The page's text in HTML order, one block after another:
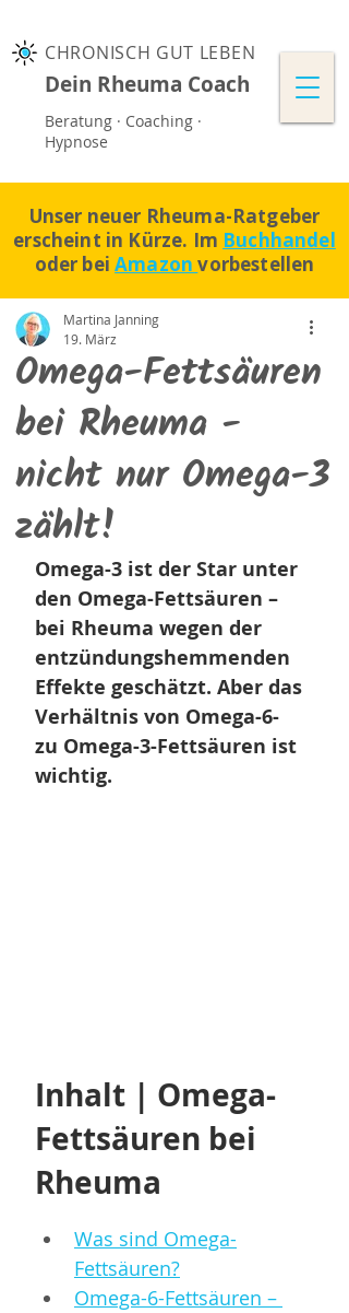
CHRONISCH GUT LEBEN
Dein Rheuma Coach
Beratung · Coaching ·
Hypnose
Unser neuer Rheuma-Ratgeber
erscheint in Kürze. Im Buchhandel
oder beiAmazonvorbestellen
Omega-Fettsäuren
bei Rheuma -
nicht nur Omega-3
zählt!
Martina Janning
19. März
Omega-3 ist der Star unter
den Omega-Fettsäuren –
bei Rheuma wegen der
entzündungshemmenden
Effekte geschätzt. Aber das
Verhältnis von Omega-6-
zu Omega-3-Fettsäuren ist
wichtig.
Inhalt | Omega-
Fettsäuren bei
Rheuma
Was sind Omega-
Fettsäuren?
Omega-6-Fettsäuren –